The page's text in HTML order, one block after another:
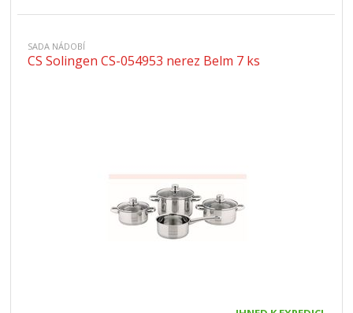
SADA NÁDOBÍ
CS Solingen CS-054953 nerez Belm 7 ks